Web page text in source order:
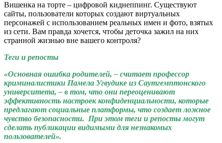
Вишенка на торте – цифровой киднеппинг. Существуют
сайты, пользователи которых создают виртуальных
персонажей с использованием реальных имен и фото, взятых
из сети. Вам правда хочется, чтобы деточка зажил на них
странной жизнью вне вашего контроля?
Теги и репосты
«Основная ошибка родителей, – считает профессор
криминалистики Памела Угвудике из Саутгемптонского
университета, – в том, что они переоценивают
эффективность настроек конфиденциальности, которые
предлагают социальные платформы, что создает ложное
чувство безопасности. При этом теги и репосты могут
сделать публикации видимыми для незнакомых
пользователей».